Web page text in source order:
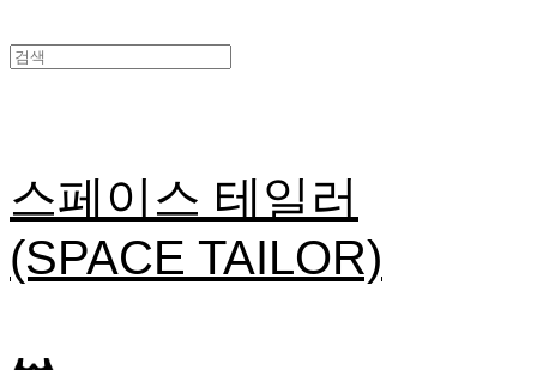
스페이스 테일러
(SPACE TAILOR)